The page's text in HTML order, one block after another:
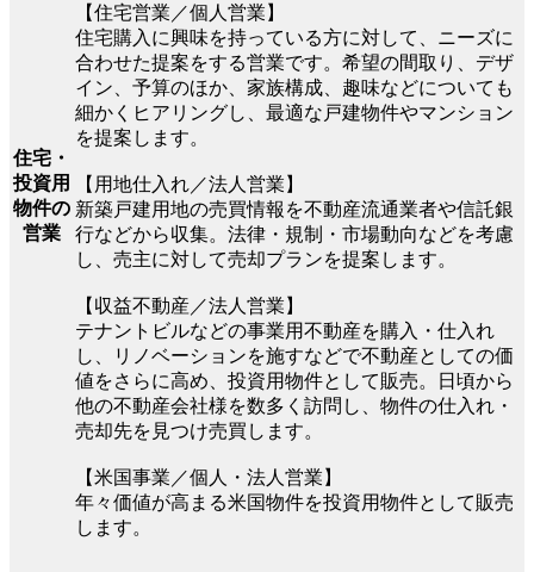
住宅・
投資用
物件の
営業
【住宅営業／個人営業】
住宅購入に興味を持っている方に対して、ニーズに
合わせた提案をする営業です。希望の間取り、デザ
イン、予算のほか、家族構成、趣味などについても
細かくヒアリングし、最適な戸建物件やマンション
を提案します。
【用地仕入れ／法人営業】
新築戸建用地の売買情報を不動産流通業者や信託銀
行などから収集。法律・規制・市場動向などを考慮
し、売主に対して売却プランを提案します。
【収益不動産／法人営業】
テナントビルなどの事業用不動産を購入・仕入れ
し、リノベーションを施すなどで不動産としての価
値をさらに高め、投資用物件として販売。日頃から
他の不動産会社様を数多く訪問し、物件の仕入れ・
売却先を見つけ売買します。
【米国事業／個人・法人営業】
年々価値が高まる米国物件を投資用物件として販売
します。